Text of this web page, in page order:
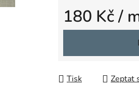
hvězdiček.
180 Kč/
Měrná cena:
Tisk Zeptat